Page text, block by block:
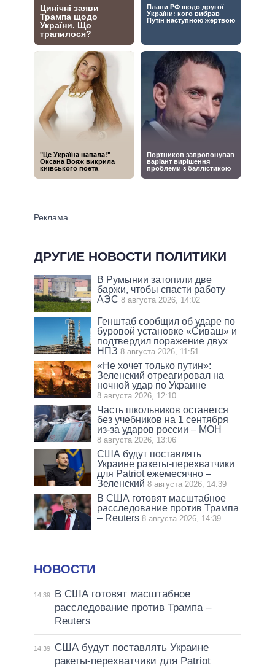
ДРУГИЕ НОВОСТИ ПОЛИТИКИ
В Румынии затопили две
баржи, чтобы спасти работу
АЭС 8 августа 2026, 14:02
Генштаб сообщил об ударе по
буровой установке «Сиваш» и
подтвердил поражение двух
НПЗ 8 августа 2026, 11:51
«Не хочет только путин»:
Зеленский отреагировал на
ночной удар по Украине
8 августа 2026, 12:10
Часть школьников останется
без учебников на 1 сентября
из-за ударов россии – МОН
8 августа 2026, 13:06
США будут поставлять
Украине ракеты-перехватчики
для Patriot ежемесячно –
Зеленский 8 августа 2026, 14:39
В США готовят масштабное
расследование против Трампа
– Reuters 8 августа 2026, 14:39
НОВОСТИ
14:39
В США готовят масштабное
расследование против Трампа –
Reuters
14:39
США будут поставлять Украине
ракеты-перехватчики для Patriot